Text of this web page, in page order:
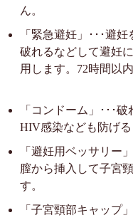
ん。
「緊急避妊」･･･避
破れるなどして避妊
用します。72時間以
「コンドーム」･･･
HIV感染なども防げる
「避妊用ベッサリー
膣から挿入して子宮
す。
「子宮頸部キャップ